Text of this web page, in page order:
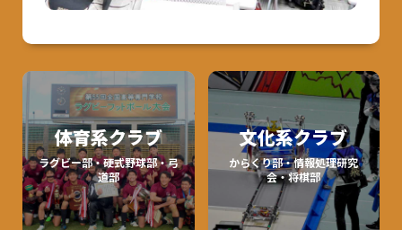
体育系クラブ
ラグビー部・硬式野球部・弓
道部
文化系クラブ
からくり部・情報処理研究
会・将棋部